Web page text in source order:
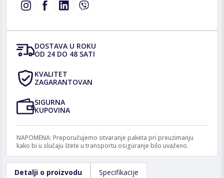
DOSTAVA U ROKU
OD 24 DO 48 SATI
KVALITET
ZAGARANTOVAN
SIGURNA
KUPOVINA
NAPOMENA: Preporučujemo otvaranje paketa pri preuzimanju
kako bi u slučaju štete u transportu osiguranje bilo uvaženo.
Detalji o proizvodu Specifikacije